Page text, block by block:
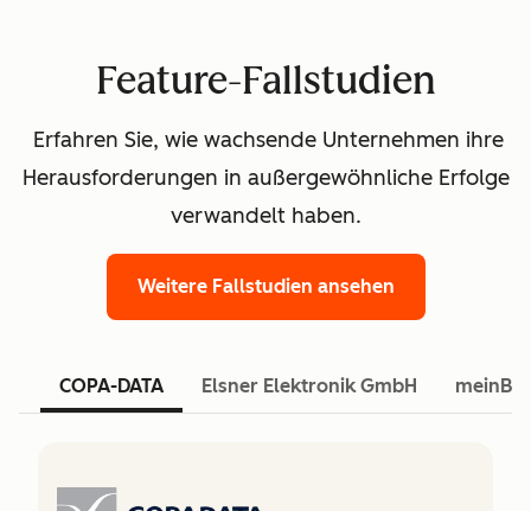
Feature-Fallstudien
Erfahren Sie, wie wachsende Unternehmen ihre
Herausforderungen in außergewöhnliche Erfolge
verwandelt haben.
Weitere Fallstudien ansehen
COPA-DATA Elsner Elektronik GmbH